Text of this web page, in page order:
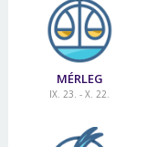
MÉRLEG
IX. 23. - X. 22.